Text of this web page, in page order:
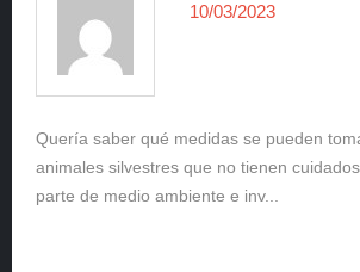
10/03/2023
Quería saber qué medidas se pueden
animales silvestres que no tienen
parte de medio ambiente e inv...